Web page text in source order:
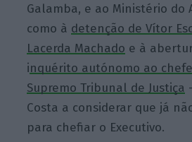
Galamba, e ao Ministério do
como à detenção de Vítor
Lacerda Machado e à
inquérito autónomo ao
Supremo Tribunal de Justiça
Costa a considerar que já
para chefiar o Executivo.